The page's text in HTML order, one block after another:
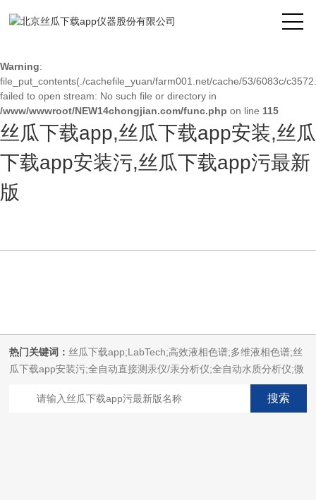
Warning: mkdir(): No space left on device in
Warning:
file_put_contents(./cachefile_yuan/farm001.net/cache/53/6083c/
failed to open stream: No such file or directory in
/www/wwwroot/NEW14chongjian.com/func.php on line 115
丝瓜下载app,丝瓜下载app安装,丝瓜
下载app安装污,丝瓜下载app污最新
版
热门关键词： 丝瓜下载app;LabTech;高效液相色谱;多维液相色谱;丝
瓜下载app安装污;全自动直接测汞仪/汞分析仪;全自动水质分析仪;微
波消解萃取系统;微波合成系统;微波灰化磺化系统;全自动固相萃取系
统;Dryvap全自动溶剂蒸发系统;激光固体烧蚀进样系统;循环水冷却